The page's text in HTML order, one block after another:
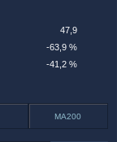
-63,9 %
47,9
-41,2 %
MA200